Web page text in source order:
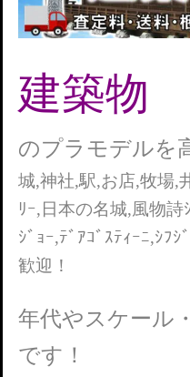
建築物
のプラモデルを
城,神社,駅,お店,牧場,
ﾘｰ,日本の名城,風物詩
ｼﾞｮｰ,ﾃﾞｱｺﾞｽﾃｨｰﾆ,ｼﾌ
歓迎！
年代やスケール
です！